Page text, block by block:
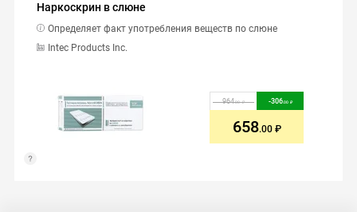
Наркоскрин в слюне
Intec Products Inc.
Определяет факт употребления веществ по слюне
964.00 -306.00
658.00